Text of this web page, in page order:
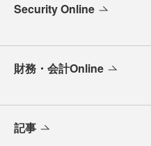
Security Online
財務・会計Online
記事